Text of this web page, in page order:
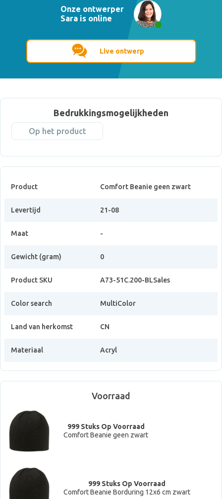
Onze ontwerper
Sara is online
Live ontwerp
Bedrukkingsmogelijkheden
Op het product
Product Comfort Beanie geen zwart
Levertijd 21-08
Maat -
Gewicht (gram) 0
Product SKU A73-51C.200-BLSales
Color search MultiColor
Land van herkomst CN
Materiaal Acryl
Voorraad
999 Stuks Op Voorraad
Comfort Beanie geen zwart
999 Stuks Op Voorraad
Comfort Beanie Borduring 12x6 cm zwart